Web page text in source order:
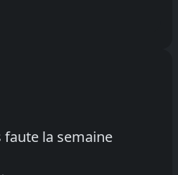
faute la semaine